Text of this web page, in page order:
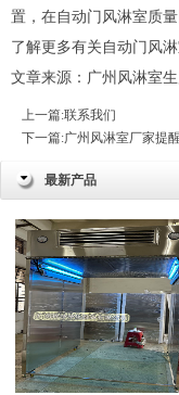
置，在自动门风淋室质量
了解更多有关自动门风淋
文章来源：广州风淋室
上一篇:联系我们
下一篇:广州风淋室厂家提
最新产品